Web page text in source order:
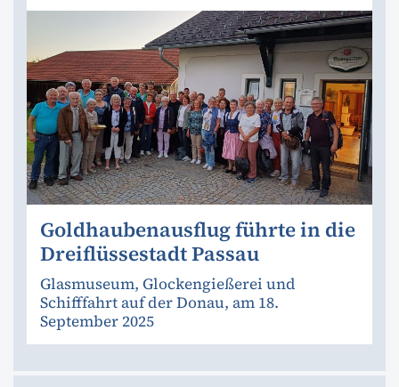
Goldhaubenausflug führte in die
Dreiflüssestadt Passau
Glasmuseum, Glockengießerei und
Schifffahrt auf der Donau, am 18.
September 2025